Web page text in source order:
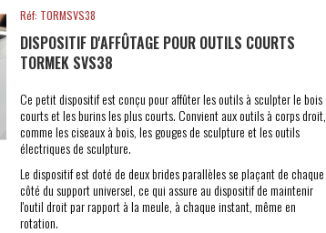
Réf: TORMSVS38
DISPOSITIF D'AFFÛTAGE POUR OUTILS COURTS
TORMEK SVS38
Ce petit dispositif est conçu pour affûter les outils à sculpter le bois
courts et les burins les plus courts. Convient aux outils à corps droit,
comme les ciseaux à bois, les gouges de sculpture et les outils
électriques de sculpture.
Le dispositif est doté de deux brides parallèles se plaçant de chaque
côté du support universel, ce qui assure au dispositif de maintenir
l'outil droit par rapport à la meule, à chaque instant, même en
rotation.